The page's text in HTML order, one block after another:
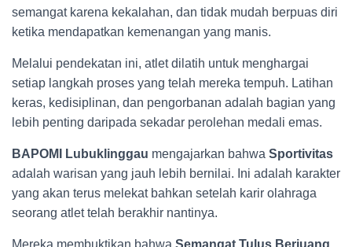
semangat karena kekalahan, dan tidak mudah berpuas diri
ketika mendapatkan kemenangan yang manis.
Melalui pendekatan ini, atlet dilatih untuk menghargai
setiap langkah proses yang telah mereka tempuh. Latihan
keras, kedisiplinan, dan pengorbanan adalah bagian yang
lebih penting daripada sekadar perolehan medali emas.
BAPOMI Lubuklinggau mengajarkan bahwa Sportivitas
adalah warisan yang jauh lebih bernilai. Ini adalah karakter
yang akan terus melekat bahkan setelah karir olahraga
seorang atlet telah berakhir nantinya.
Mereka membuktikan bahwa Semangat Tulus Berjuang